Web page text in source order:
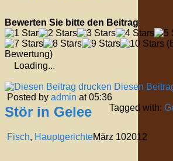
Bewerten Sie bitte den Beitrag
Bewertung)
Loading...
Diesen
Posted by admin at 05:36
Tagged with:
Stör in Gelee
Fisch, HauptgerichteMärz 102012